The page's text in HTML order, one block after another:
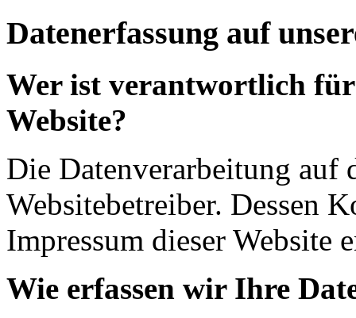
Datenerfassung auf
Wer ist verantwortlich für
Website?
Die Datenverarbeitung auf
Websitebetreiber. Dessen
Impressum dieser Website
Wie erfassen wir Ihre